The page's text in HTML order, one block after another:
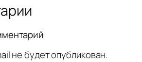
не будет опубликован.